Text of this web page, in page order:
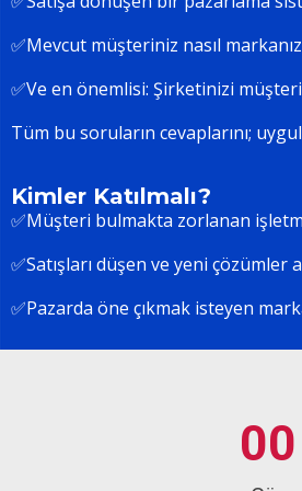
✅Mevcut müşteriniz nasıl
✅Ve en önemlisi: Şirketinizi
Tüm bu soruların cevaplarını;
Kimler Katılmalı?
✅Müşteri bulmakta zorlanan
✅Satışları düşen ve yeni
✅Pazarda öne çıkmak isteyen
00